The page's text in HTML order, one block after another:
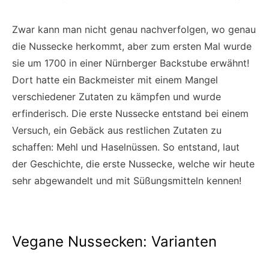
Zwar kann man nicht genau nachverfolgen, wo genau
die Nussecke herkommt, aber zum ersten Mal wurde
sie um 1700 in einer Nürnberger Backstube erwähnt!
Dort hatte ein Backmeister mit einem Mangel
verschiedener Zutaten zu kämpfen und wurde
erfinderisch. Die erste Nussecke entstand bei einem
Versuch, ein Gebäck aus restlichen Zutaten zu
schaffen: Mehl und Haselnüssen. So entstand, laut
der Geschichte, die erste Nussecke, welche wir heute
sehr abgewandelt und mit Süßungsmitteln kennen!
Vegane Nussecken: Varianten